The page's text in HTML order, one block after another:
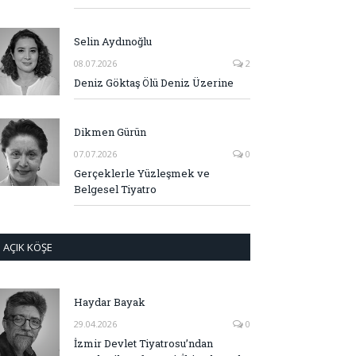
Selin Aydınoğlu
08.07.2026 2
Deniz Göktaş Ölü Deniz Üzerine
Dikmen Gürün
07.07.2026 0
Gerçeklerle Yüzleşmek ve
Belgesel Tiyatro
AÇIK KÖŞE
Haydar Bayak
29.04.2026 0
İzmir Devlet Tiyatrosu’ndan